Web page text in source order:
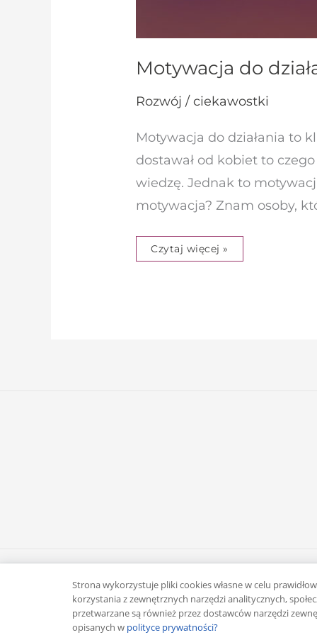
Motywacja do
Rozwój / ciekawostki
Motywacja do działania to
dostawał od kobiet to
wiedzę. Jednak to
motywacja? Znam osoby,
Czytaj więcej »
Copyright © 2026 Rafał Żuber
Strona wykorzystuje pliki cookies własne w celu
korzystania z zewnętrznych narzędzi analitycznych,
przetwarzane są również przez dostawców narzędzi
opisanych w polityce prywatności?